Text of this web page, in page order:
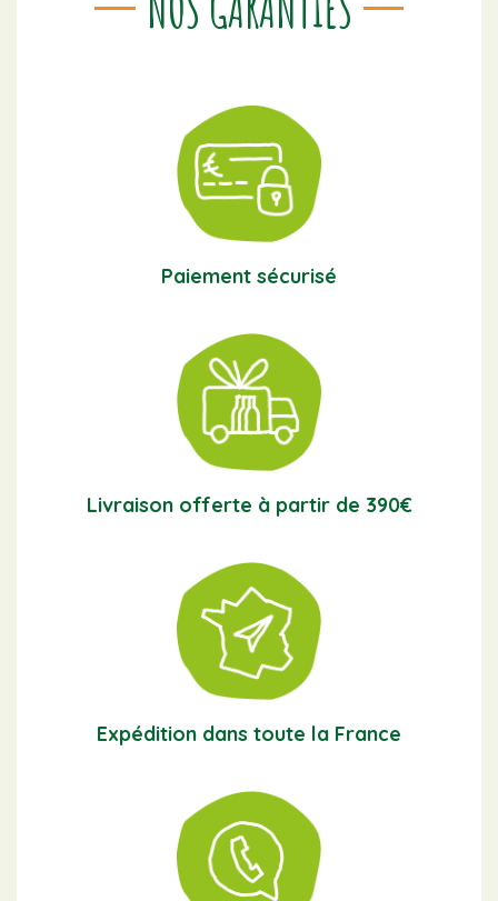
Paiement sécurisé
Livraison offerte à partir de 390€
Expédition dans toute la France